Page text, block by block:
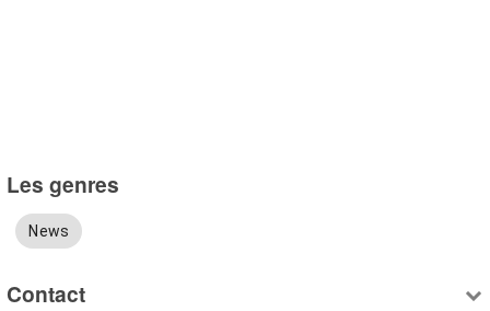
Les genres
News
Contact